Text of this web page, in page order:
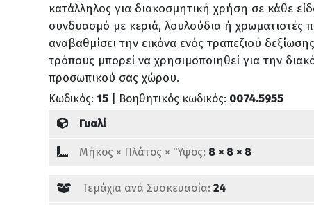
κατάλληλος για διακοσμητική χρήση σε κάθε
συνδυασμό με κεριά, λουλούδια ή χρωματιστές
αναβαθμίσει την εικόνα ενός τραπεζιού
τρόπους μπορεί να χρησιμοποιηθεί για την
προσωπικού σας χώρου.
Κωδικός: 15 | Βοηθητικός κωδικός: 0074.5955
Γυαλί
Mήκος × Πλάτος × 'Ύψος: 8 × 8 × 8
Τεμάχια ανά Συσκευασία: 24